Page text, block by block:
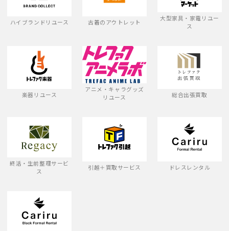
ハイブランドリユース 古着のアウトレット
大型家具・家電リユー
ス
楽器リユース
アニメ・キャラグッズ
リユース
総合出張買取
終活・生前整理サービ
ス
引越＋買取サービス ドレスレンタル